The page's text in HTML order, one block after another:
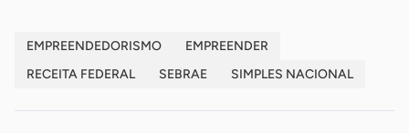
EMPREENDEDORISMO
EMPREENDER
RECEITA FEDERAL
SEBRAE SIMPLES NACIONAL